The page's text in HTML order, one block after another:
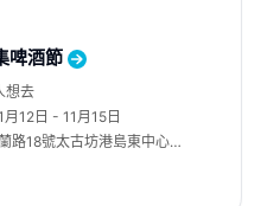
啤酒節
想去
12日 - 11月15日
路18號太古坊港島東中心37